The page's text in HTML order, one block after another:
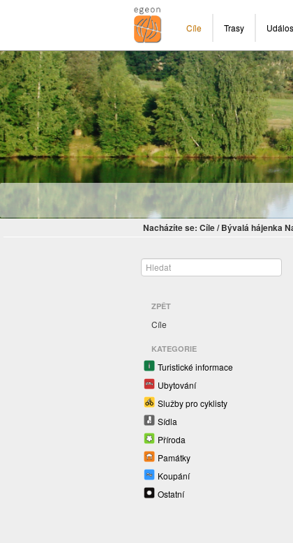
Cíle Trasy
Nacházíte se: Cíle/ Bývalá hájenka
ZPĚT
Cíle
KATEGORIE
Turistické informace
Ubytování
Služby pro cyklisty
Sídla
Příroda
Památky
Koupání
Ostatní